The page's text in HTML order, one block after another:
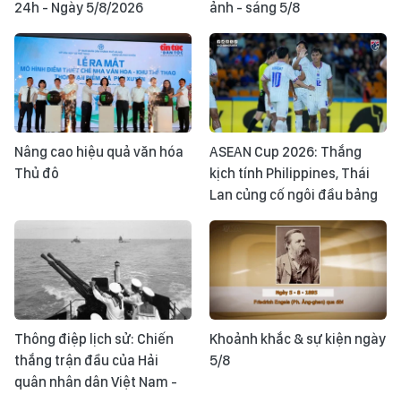
24h - Ngày 5/8/2026
ảnh - sáng 5/8
Nâng cao hiệu quả văn hóa
Thủ đô
ASEAN Cup 2026: Thắng
kịch tính Philippines, Thái
Lan củng cố ngôi đầu bảng
Thông điệp lịch sử: Chiến
thắng trận đầu của Hải
quân nhân dân Việt Nam -
Khoảnh khắc & sự kiện ngày
5/8